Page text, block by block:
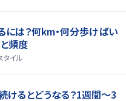
には？何km・何分歩けばい
頻度
タイル
けるとどうなる？1週間～3